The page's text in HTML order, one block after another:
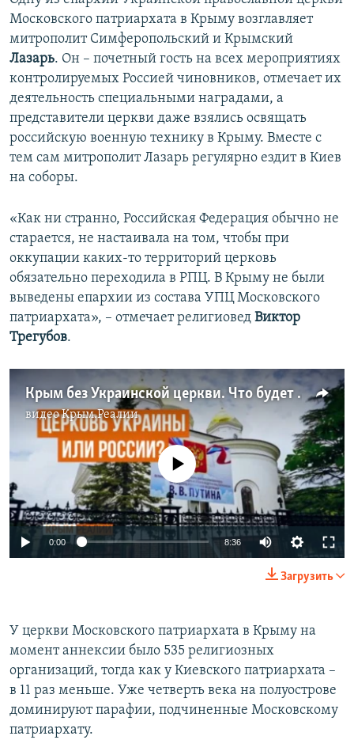
Московского патриархата в Крыму возглавляет
митрополит Симферопольский и Крымский
Лазарь. Он – почетный гость на всех мероприятиях
контролируемых Россией чиновников, отмечает их
деятельность специальными наградами, а
представители церкви даже взялись освящать
российскую военную технику в Крыму. Вместе с
тем сам митрополит Лазарь регулярно ездит в Киев
на соборы.
«Как ни странно, Российская Федерация обычно не
старается, не настаивала на том, чтобы при
оккупации каких-то территорий церковь
обязательно переходила в РПЦ. В Крыму не были
выведены епархии из состава УПЦ Московского
патриархата», – отмечает религиовед Виктор
Трегубов.
Крым без Украинской церкви. Что будет после томоса? (видео)
видеоКрым.Реалии
No media source currently available
0:00 8:36
Загрузить
У церкви Московского патриархата в Крыму на
момент аннексии было 535 религиозных
организаций, тогда как у Киевского патриархата –
в 11 раз меньше. Уже четверть века на полуострове
доминируют парафии, подчиненные Московскому
патриархату.